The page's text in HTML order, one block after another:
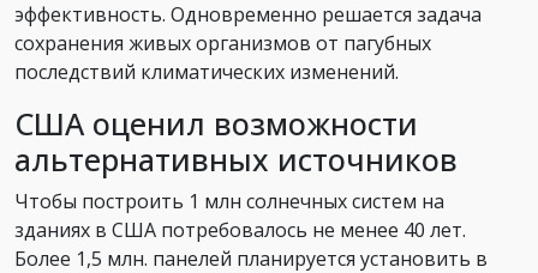
эффективность. Одновременно решается задача
сохранения живых организмов от пагубных
последствий климатических изменений.
США оценил возможности
альтернативных источников
Чтобы построить 1 млн солнечных систем на
зданиях в США потребовалось не менее 40 лет.
Более 1,5 млн. панелей планируется установить в